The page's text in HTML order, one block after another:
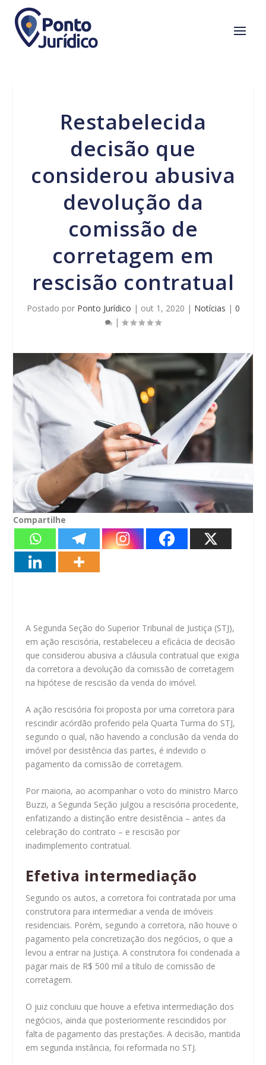
Restabelecida
decisão que
considerou abusiva
devolução da
comissão de
corretagem em
rescisão contratual
Postado por Ponto Jurídico | out 1, 2020 | Notícias | 0
|
Compartilhe
​A Segunda Seção do Superior Tribunal de Justiça (STJ),
em ação rescisória, restabeleceu a eficácia de decisão
que considerou abusiva a cláusula contratual que exigia
da corretora a devolução da comissão de corretagem
na hipótese de rescisão da venda do imóvel.
A ação rescisória foi proposta por uma corretora para
rescindir acórdão proferido pela Quarta Turma do STJ,
segundo o qual, não havendo a conclusão da venda do
imóvel por desistência das partes, é indevido o
pagamento da comissão de corretagem.
Por maioria, ao acompanhar o voto do ministro Marco
Buzzi, a Segunda Seção julgou a rescisória procedente,
enfatizando a distinção entre desistência – antes da
celebração do contrato – e rescisão por
inadimplemento contratual.
Efetiva interm​ediação
Segundo os autos, a corretora foi contratada por uma
construtora para intermediar a venda de imóveis
residenciais. Porém, segundo a corretora, não houve o
pagamento pela concretização dos negócios, o que a
levou a entrar na Justiça. A construtora foi condenada a
pagar mais de R$ 500 mil a título de comissão de
corretagem.
O juiz concluiu que houve a efetiva intermediação dos
negócios, ainda que posteriormente rescindidos por
falta de pagamento das prestações. A decisão, mantida
em segunda instância, foi reformada no STJ.